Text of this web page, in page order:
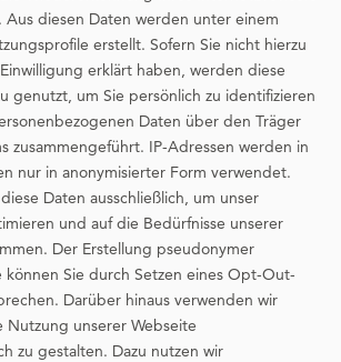
Aus diesen Daten werden unter einem
erstellt. Sofern Sie nicht hierzu
erklärt haben, werden diese
genutzt, um Sie persönlich zu identifizieren
Daten über den Träger
zusammengeführt. IP-Adressen werden in
nur in anonymisierter Form verwendet.
Daten ausschließlich, um unser
und auf die Bedürfnisse unserer
Der Erstellung pseudonymer
können Sie durch Setzen eines Opt-Out-
Darüber hinaus verwenden wir
Nutzung unserer Webseite
zu gestalten. Dazu nutzen wir